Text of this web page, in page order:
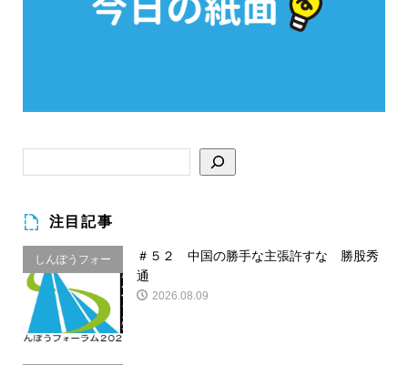
注目記事
しんぽうフォー
ラム
＃５２ 中国の勝手な主張許すな 勝股秀
通
2026.08.09